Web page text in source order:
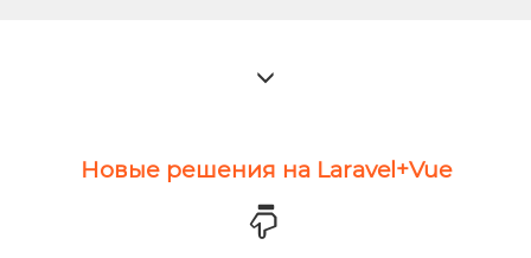
Новые решения на Laravel+Vue